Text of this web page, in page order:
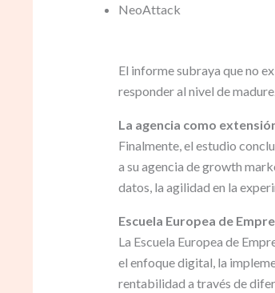
NeoAttack
El informe subraya que no
responder al nivel de
La agencia como
Finalmente, el estudio
a su agencia de growth
datos, la agilidad en la
Escuela Europea de
La Escuela Europea de
el enfoque digital, la
rentabilidad a través de